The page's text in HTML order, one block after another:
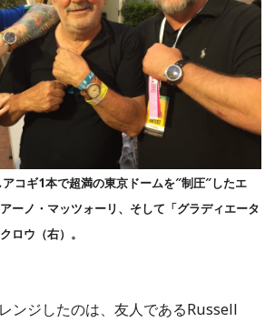
コギ1本で超満の東京ドームを″制圧″したエ
ーノ・マッツォーリ、そして「グラディエータ
ロウ（右）。
ンジしたのは、友人であるRussell